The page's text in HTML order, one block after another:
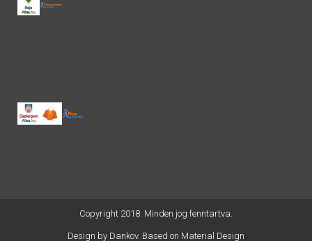
Copyright 2018. Minden jog fenntartva.
Design by Dankov. Based on Material Design